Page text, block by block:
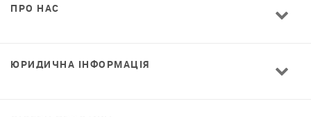
ПРО НАС
ЮРИДИЧНА ІНФОРМАЦІЯ